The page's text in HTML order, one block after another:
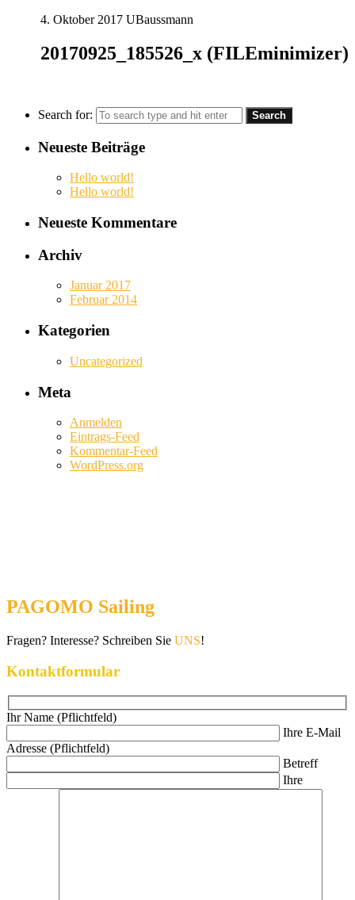
4. Oktober 2017 UBaussmann
20170925_185526_x (FILEminimizer)
Search for:
Neueste Beiträge
Hello world!
Hello world!
Neueste Kommentare
Archiv
Januar 2017
Februar 2014
Kategorien
Uncategorized
Meta
Anmelden
Eintrags-Feed
Kommentar-Feed
WordPress.org
PAGOMO Sailing
Fragen? Interesse? Schreiben Sie UNS!
Kontaktformular
Ihr Name (Pflichtfeld)
Ihre E-Mail
Adresse (Pflichtfeld)
Betreff
Ihre